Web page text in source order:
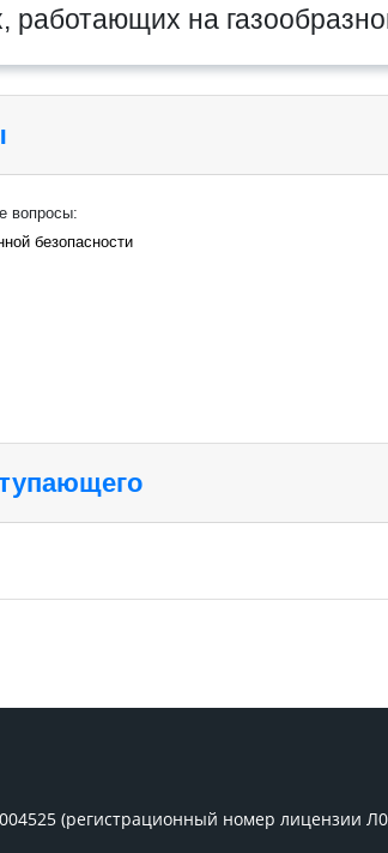
работающих на
вопросы:
безопасности
(регистрационный номер лицензии